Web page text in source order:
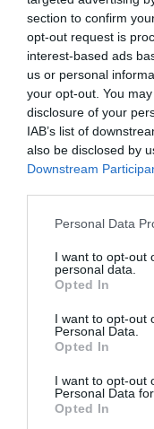
section to confirm
opt-out request is
interest-based ads
us or personal
your opt-out. You
disclosure of your
IAB’s list of
also be disclosed by
Downstream
Please note that this
not limited to your
grant or deny
use your data for
consent section.
Personal Data
I want to opt-out
personal data.
Opted In
I want to opt-out
Personal Data.
Opted In
I want to opt-out
Personal Data
Opted In
Μητέρα και γιος
σύγκρουση
φορτηγό
07.08.2026 | 19:40
Ράγισαν καρδιές
τελευταίο
επιχειρηματία
07.08.2026 | 19:10
Νέο επίδομα 600
Αυτός ο δήμος της
ανεμογεννήτριες
07.08.2026 | 18:40
Τραγική κατάληξη
θαλάσσια
τουρίστα
Πότε θα πληρωθούν
συντάξεις
2026
όσοι δουλέψουν
Αυγούστου